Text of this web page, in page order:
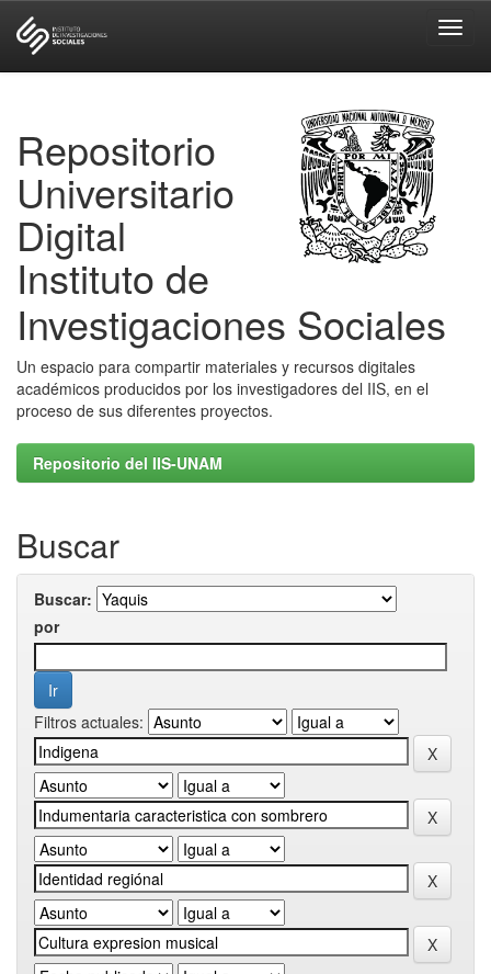
Repositorio
Universitario
Digital
Instituto de
Investigaciones Sociales
Un espacio para compartir materiales y recursos digitales
académicos producidos por los investigadores del IIS, en el
proceso de sus diferentes proyectos.
Repositorio del IIS-UNAM
Buscar
Buscar:
por
Filtros actuales: